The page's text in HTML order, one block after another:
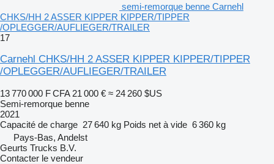
semi-remorque benne Carnehl
CHKS/HH 2 ASSER KIPPER KIPPER/TIPPER
/OPLEGGER/AUFLIEGER/TRAILER
17
Carnehl CHKS/HH 2 ASSER KIPPER KIPPER/TIPPER
/OPLEGGER/AUFLIEGER/TRAILER
13 770 000 F CFA 21 000 € ≈ 24 260 $US
Semi-remorque benne
2021
Capacité de charge 27 640 kg Poids net à vide 6 360 kg
Pays-Bas, Andelst
Geurts Trucks B.V.
Contacter le vendeur